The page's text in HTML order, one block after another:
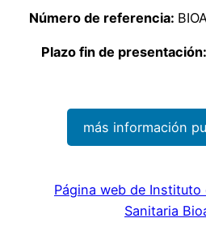
Número de referencia:
Plazo fin de presentación:
más información
Página web de
Sanitaria